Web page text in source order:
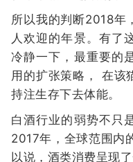
所以我的判断2018年
人欢迎的年景。有了
冷静一下，最重要的
用的扩张策略， 在该
持注生存下去体能。
白酒行业的弱势不只
2017年，全球范围内
以说，酒类消费呈现